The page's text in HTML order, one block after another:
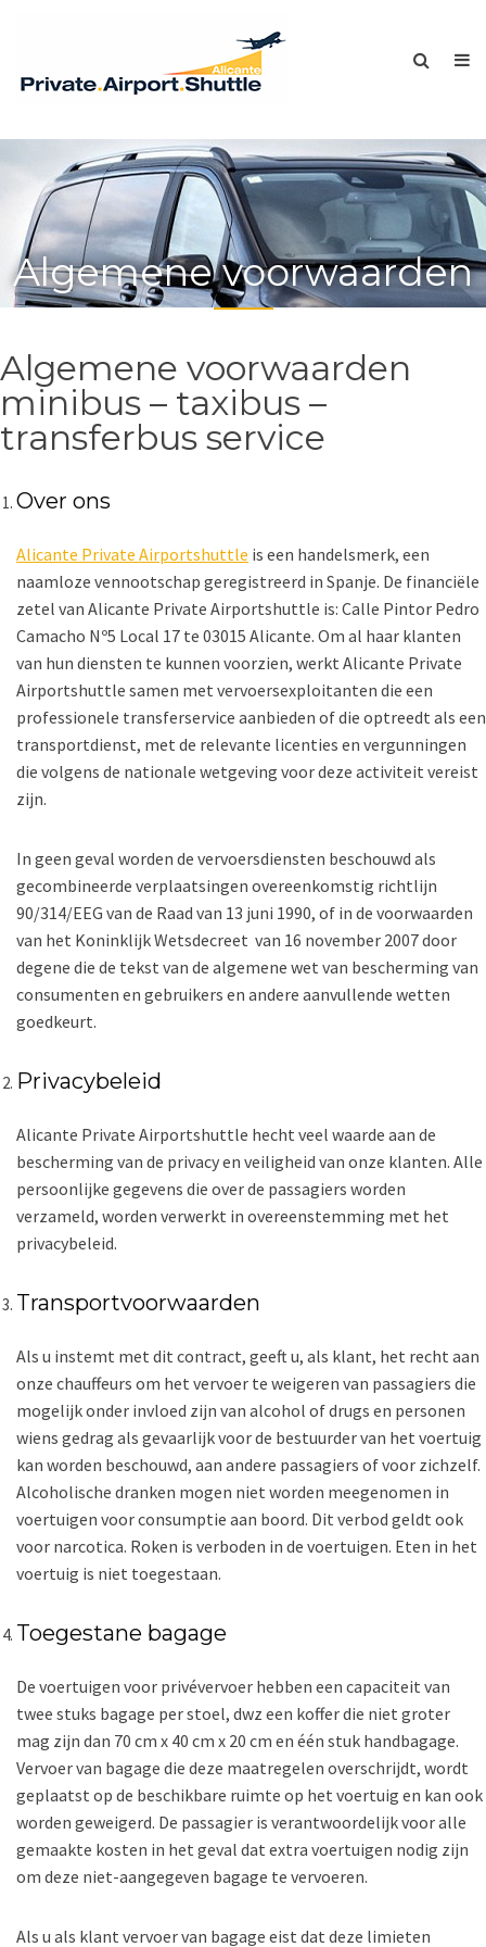
Algemene voorwaarden
Algemene voorwaarden
minibus – taxibus –
transferbus service
Over ons
Alicante Private Airportshuttle is een handelsmerk, een
naamloze vennootschap geregistreerd in Spanje. De financiële
zetel van Alicante Private Airportshuttle is: Calle Pintor Pedro
Camacho Nº5 Local 17 te 03015 Alicante. Om al haar klanten
van hun diensten te kunnen voorzien, werkt Alicante Private
Airportshuttle samen met vervoersexploitanten die een
professionele transferservice aanbieden of die optreedt als een
transportdienst, met de relevante licenties en vergunningen
die volgens de nationale wetgeving voor deze activiteit vereist
zijn.
In geen geval worden de vervoersdiensten beschouwd als
gecombineerde verplaatsingen overeenkomstig richtlijn
90/314/EEG van de Raad van 13 juni 1990, of in de voorwaarden
van het Koninklijk Wetsdecreet van 16 november 2007 door
degene die de tekst van de algemene wet van bescherming van
consumenten en gebruikers en andere aanvullende wetten
goedkeurt.
Privacybeleid
Alicante Private Airportshuttle hecht veel waarde aan de
bescherming van de privacy en veiligheid van onze klanten. Alle
persoonlijke gegevens die over de passagiers worden
verzameld, worden verwerkt in overeenstemming met het
privacybeleid.
Transportvoorwaarden
Als u instemt met dit contract, geeft u, als klant, het recht aan
onze chauffeurs om het vervoer te weigeren van passagiers die
mogelijk onder invloed zijn van alcohol of drugs en personen
wiens gedrag als gevaarlijk voor de bestuurder van het voertuig
kan worden beschouwd, aan andere passagiers of voor zichzelf.
Alcoholische dranken mogen niet worden meegenomen in
voertuigen voor consumptie aan boord. Dit verbod geldt ook
voor narcotica. Roken is verboden in de voertuigen. Eten in het
voertuig is niet toegestaan.
Toegestane bagage
De voertuigen voor privévervoer hebben een capaciteit van
twee stuks bagage per stoel, dwz een koffer die niet groter
mag zijn dan 70 cm x 40 cm x 20 cm en één stuk handbagage.
Vervoer van bagage die deze maatregelen overschrijdt, wordt
geplaatst op de beschikbare ruimte op het voertuig en kan ook
worden geweigerd. De passagier is verantwoordelijk voor alle
gemaakte kosten in het geval dat extra voertuigen nodig zijn
om deze niet-aangegeven bagage te vervoeren.
Als u als klant vervoer van bagage eist dat deze limieten